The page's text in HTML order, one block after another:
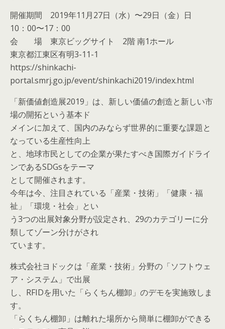
開催期間 2019年11月27日（水）〜29日（金）日
10：00〜17：00
会 場 東京ビッグサイト 2階 南1ホール
東京都江東区有明3-11-1
https://shinkachi-
portal.smrj.go.jp/event/shinkachi2019/index.html
「新価値創造展2019」は、新しい価値の創造と新しい市
場の開拓という基本ド
メインに加えて、国内のみならず世界的に重要な課題と
なっている生産性向上
と、地球市民としての企業が果たすべき国際ガイドライ
ンであるSDGsをテーマ
として開催されます。
今年は今、注目されている「産業・技術」「健康・福
祉」「環境・社会」とい
う3つの出展対象分野が設定され、29のカテゴリーに分
類してゾーン分けがされ
ています。
株式会社ヨドックは「産業・技術」分野の「ソフトウェ
ア・システム」で出展
し、RFIDを用いた「らくちん棚卸」のデモを実施致しま
す。
「らくちん棚卸」は離れた場所から簡単に棚卸ができる